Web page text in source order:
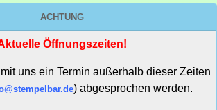
ACHTUNG
Öffnungszeiten!
uns ein Termin außerhalb dieser Zeiten
) abgesprochen werden.